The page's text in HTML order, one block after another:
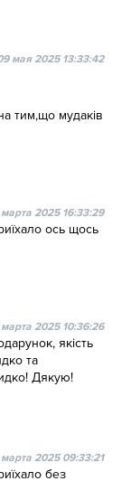
мая 2025 13:33:42
тим,що мудаків
2025 16:33:29
ось щось
2025 10:36:26
якість
та
Дякую!
марта 2025 09:33:21
без